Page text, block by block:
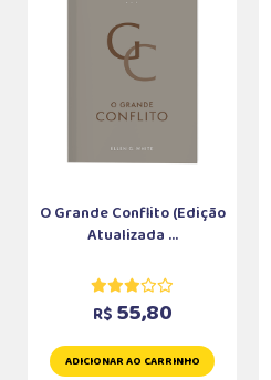
O Grande Conflito (Edição
Atualizada ...
R$ 55,80
ADICIONAR AO CARRINHO